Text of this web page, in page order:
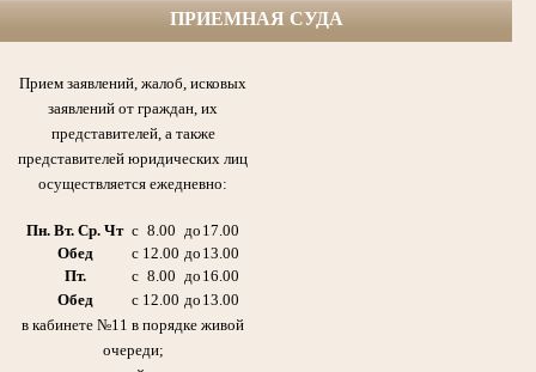
Софин Рафаил Ефимович (1925-1999гг.) народный судья,
первый председатель Азнакаевского народного суда ТАССР с 1954 по 1986гг.,
медалей и других почетных наград Родины.
Галиуллин Габдулла Сибгатович 21.11.1920 -11.08.2006гг.
Абдрашитовой Мусфиры Габдулловны - председателя суда с 1986 по 2013гг.
ПРИЕМНАЯ СУДА
Прием заявлений, жалоб, исковых
заявлений от граждан, их
представителей, а также
представителей юридических лиц
осуществляется ежедневно:
Пн. Вт. Ср. Чт с 8.00 до 17.00
Обед
с 12.00 до 13.00
Пт.
с 8.00 до 16.00
Обед
с 12.00 до 13.00
в кабинете №11 в порядке живой
очереди;